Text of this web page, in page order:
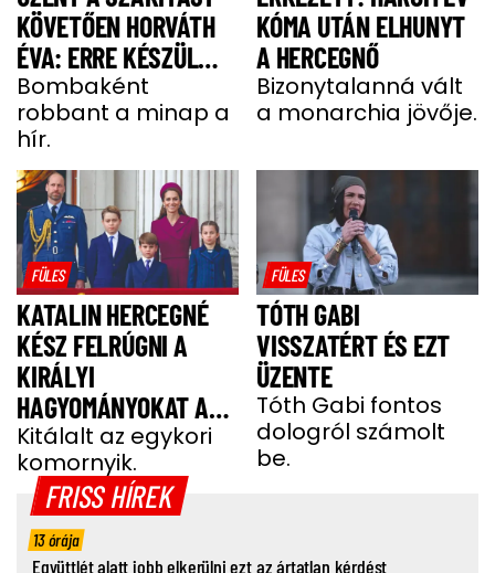
KÖVETŐEN HORVÁTH
ÉVA: ERRE KÉSZÜL
MOST A MODELL
Bombaként
robbant a minap a
hír.
KÓMA UTÁN ELHUNYT
A HERCEGNŐ
Bizonytalanná vált
a monarchia jövője.
FÜLES
KATALIN HERCEGNÉ
KÉSZ FELRÚGNI A
KIRÁLYI
HAGYOMÁNYOKAT A
GYEREKEI MIATT
Kitálalt az egykori
komornyik.
FÜLES
TÓTH GABI
VISSZATÉRT ÉS EZT
ÜZENTE
Tóth Gabi fontos
dologról számolt
be.
FRISS HÍREK
13 órája
Együttlét alatt jobb elkerülni ezt az ártatlan kérdést